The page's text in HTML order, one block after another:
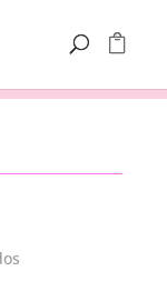
Ordenado